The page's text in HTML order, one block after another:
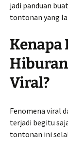
jadi panduan
tontonan yang
Kenapa
Viral?
Fenomena viral
terjadi begitu
tontonan ini